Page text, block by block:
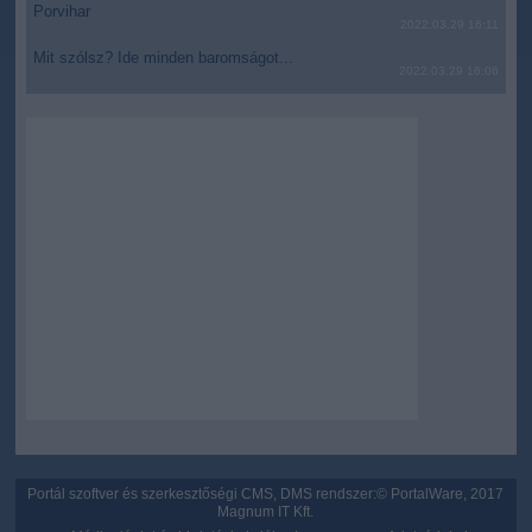
Porvihar
Mit szólsz? Ide minden baromságot...
Portál szoftver és szerkesztőségi CMS, DMS rendszer:© PortalWare, 2017
Magnum IT Kft.